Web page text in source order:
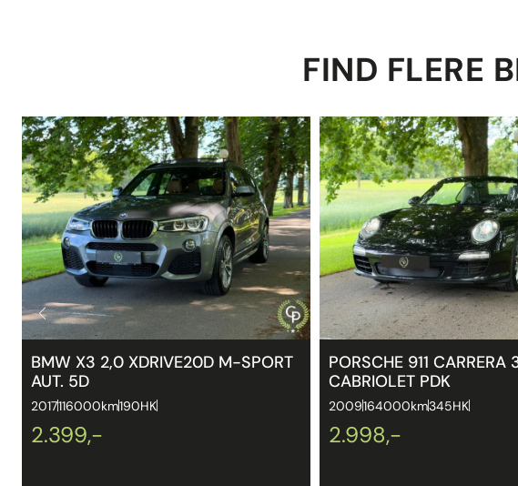
FIND FLERE
BMW X3 2,0 XDRIVE20D M-SPORT
AUT. 5D
2017116000km190HK
2.399,-
PORSCHE 911 CARRERA
CABRIOLET PDK
2009164000km345HK
2.998,-